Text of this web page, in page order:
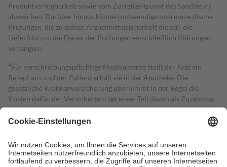
Produktverfügbarkeit sowie vom Zustellzeitpunkt des Spediteurs
abweichen. Darüber hinaus können notwendige pharmazeutische
Prüfungen, die zu deiner Arzneimittelsicherheit dienen, die
Lieferfrist um die Dauer der Prüfungen einschließlich Klärungen
verlängern.
4Für verschreibungspflichtige Medikamente stellt der Arzt ein
Rezept aus und der Patient erhält sie in der Apotheke. Die
gesetzliche Krankenversicherung übernimmt in der Regel die
Kosten dafür, der Versicherte trägt einen Teil davon als Zuzahlung
mit.
Grundsätzlich leisten Mitglieder Zuzahlungen in Höhe von zehn
höchstens zehn Euro.
Es sind jedoch nie mehr als die tatsächlichen
Kosten der Leistung zu entrichten.
Diese Regeln gelten grundsätzlich auch für Online-Apotheken.